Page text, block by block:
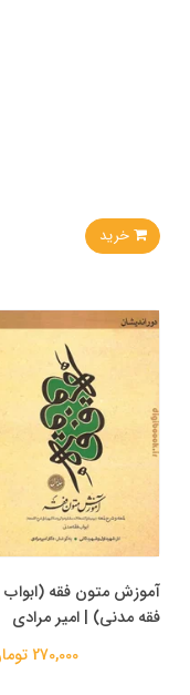
خرید
آموزش متون فقه (ابواب
فقه مدنی) | امیر مرادی
270,000 تومان